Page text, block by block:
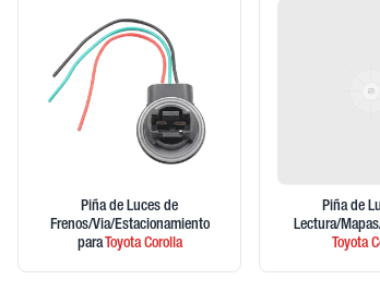
Piña de Luces de
Frenos/Via/Estacionamiento
paraToyotaCorolla
Piña de
Lectura/
Toyota